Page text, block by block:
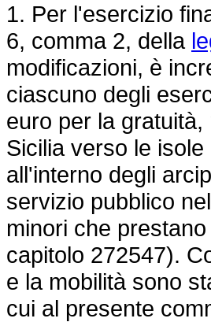
1. Per l'esercizio
6, comma 2, della
modificazioni, è
ciascuno degli
euro per la
Sicilia verso le
all'interno degli
servizio pubblico
minori che
capitolo 272547).
e la mobilità sono
cui al presente